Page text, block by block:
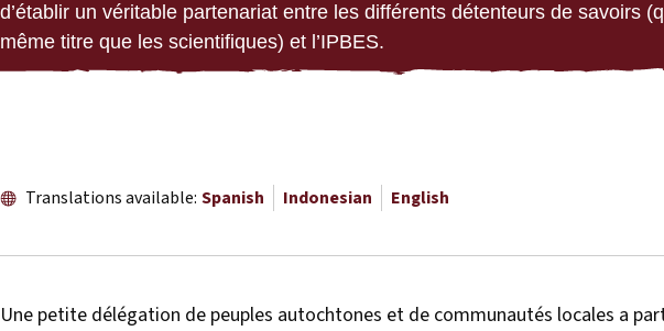
d’établir un véritable partenariat entre les différents détenteurs de savoirs
même titre que les scientifiques) et l’IPBES.
Translations available: Spanish Indonesian English
Une petite délégation de peuples autochtones et de communautés locales a